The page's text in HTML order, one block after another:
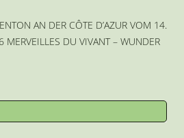
AN DER CÔTE D’AZUR VOM 14.
MERVEILLES DU VIVANT – WUNDER